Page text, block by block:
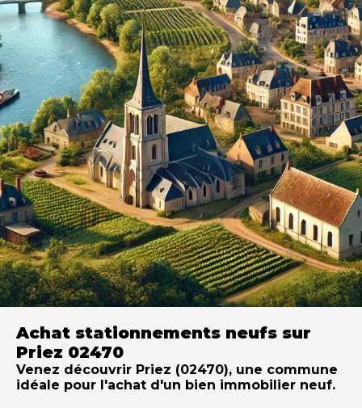
Achat stationnements neufs sur
Priez 02470
Venez découvrir Priez (02470), une commune
idéale pour l'achat d'un bien immobilier neuf.